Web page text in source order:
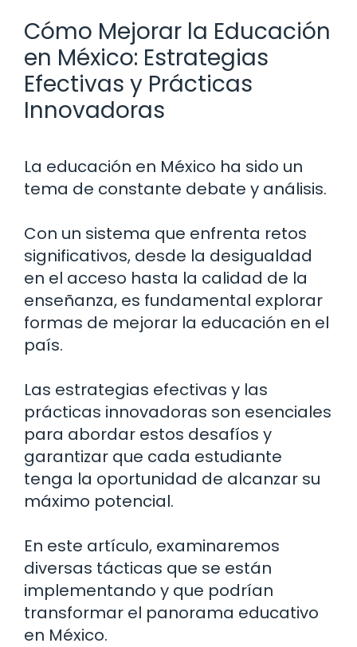
Cómo Mejorar la Educación
en México: Estrategias
Efectivas y Prácticas
Innovadoras
La educación en México ha sido un
tema de constante debate y análisis.
Con un sistema que enfrenta retos
significativos, desde la desigualdad
en el acceso hasta la calidad de la
enseñanza, es fundamental explorar
formas de mejorar la educación en el
país.
Las estrategias efectivas y las
prácticas innovadoras son esenciales
para abordar estos desafíos y
garantizar que cada estudiante
tenga la oportunidad de alcanzar su
máximo potencial.
En este artículo, examinaremos
diversas tácticas que se están
implementando y que podrían
transformar el panorama educativo
en México.